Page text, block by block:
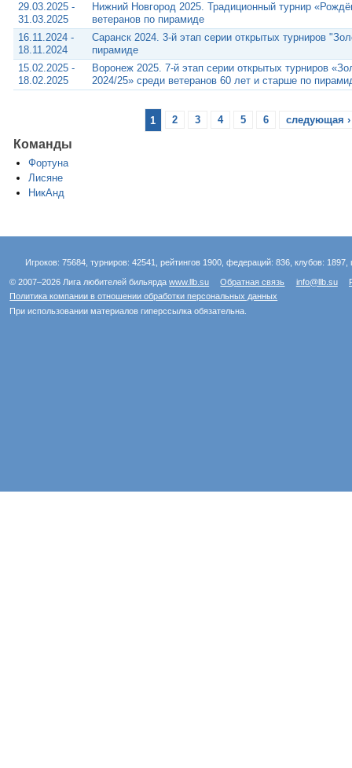
29.03.2025 -
31.03.2025
Нижний Новгород 2025. Традиционный турнир
ветеранов по пирамиде
16.11.2024 -
18.11.2024
Саранск 2024. 3-й этап серии открытых турниров
пирамиде
15.02.2025 -
18.02.2025
Воронеж 2025. 7-й этап серии открытых турниров
2024/25» среди ветеранов 60 лет и старше по
1 2 3 4 5 6 следующая ›
Команды
Фортуна
Лисяне
НикАнд
Игроков: 75684, турниров: 42541, рейтингов 1900, федераций: 836, клубов:
© 2007–2026 Лига любителей бильярдаwww.llb.su Обратная связь info@llb.su
Политика компании в отношении обработки персональных данных
При использовании материалов гиперссылка обязательна.